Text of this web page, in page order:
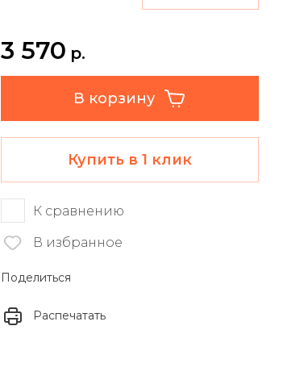
3 570 р.
В корзину
Купить в 1 клик
К сравнению
В избранное
Поделиться
Распечатать